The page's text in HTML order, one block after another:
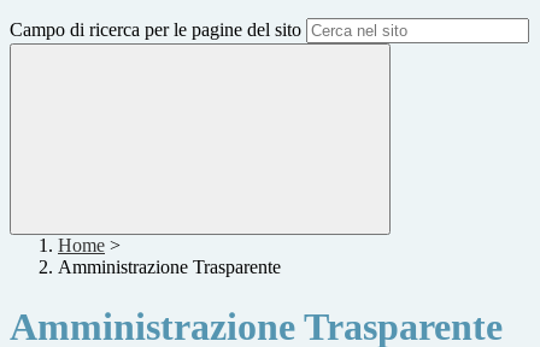
Campo di ricerca per le pagine del sito
Home >
Amministrazione Trasparente
Amministrazione Trasparente